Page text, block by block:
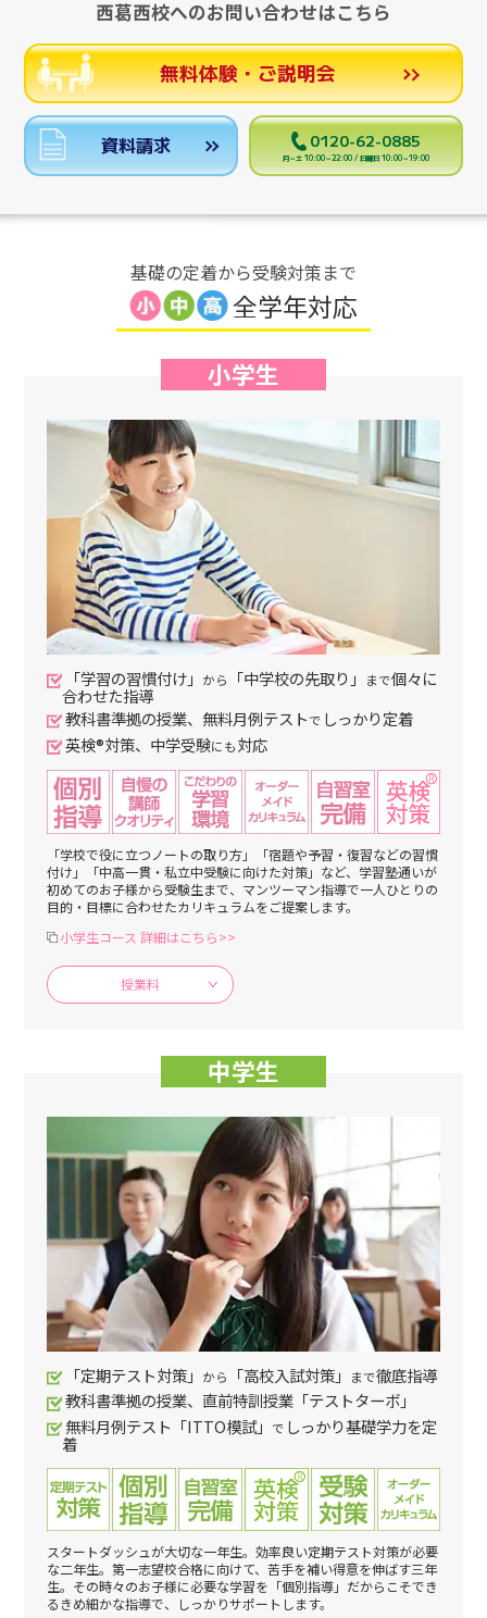
西葛西校へのお問い合わせはこちら
無料体験・ご説明会
資料請求 0120-62-0885
月～土 10:00～22:00 / 日曜日 10:00～19:00
基礎の定着から受験対策まで
全学年対応
小学生
「学習の習慣付け」 から 「中学校の先取り」 まで個々に
合わせた指導
教科書準拠の授業、無料月例テストで しっかり定着
英検®対策、中学受験にも対応
「学校で役に立つノートの取り方」「宿題や予習・復習などの習慣
付け」「中高一貫・私立中受験に向けた対策」など、学習塾通いが
初めてのお子様から受験生まで、マンツーマン指導で一人ひとりの
目的・目標に合わせたカリキュラムをご提案します。
小学生コース 詳細はこちら>>
授業料
中学生
「定期テスト対策」 から 「高校入試対策」 まで徹底指導
教科書準拠の授業、直前特訓授業「テストターボ」
無料月例テスト「ITTO模試」 で しっかり基礎学力を定
着
スタートダッシュが大切な一年生。効率良い定期テスト対策が必要
な二年生。第一志望校合格に向けて、苦手を補い得意を伸ばす三年
生。その時々のお子様に必要な学習を「個別指導」だからこそでき
るきめ細かな指導で、しっかりサポートします。